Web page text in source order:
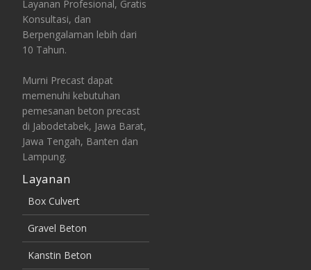
Layanan Profesional, Gratis
Konsultasi, dan
Berpengalaman lebih dari
10 Tahun.
Murni Precast dapat
memenuhi kebutuhan
pemesanan beton precast
di Jabodetabek, Jawa Barat,
Jawa Tengah, Banten dan
Lampung.
Layanan
Box Culvert
Gravel Beton
Kanstin Beton